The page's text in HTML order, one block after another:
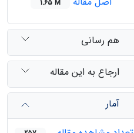
1.65 M
هم رسانی
ارجاع به این مقاله
آمار